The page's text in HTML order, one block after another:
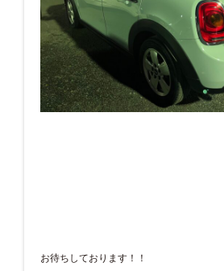
お待ちしております！！